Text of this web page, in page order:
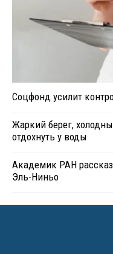
Соцфонд усилит
Жаркий берег,
отдохнуть у воды
Академик РАН
Эль-Ниньо